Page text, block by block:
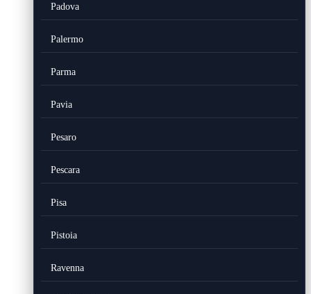
Padova
Palermo
Parma
Pavia
Pesaro
Pescara
Pisa
Pistoia
Ravenna